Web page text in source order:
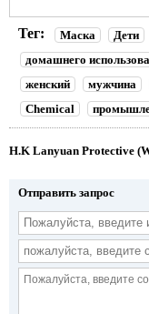
Тег: Маска Дети
домашнего
женский
мужчина
Chemical
H.K Lanyuan Protective
Отправить запрос